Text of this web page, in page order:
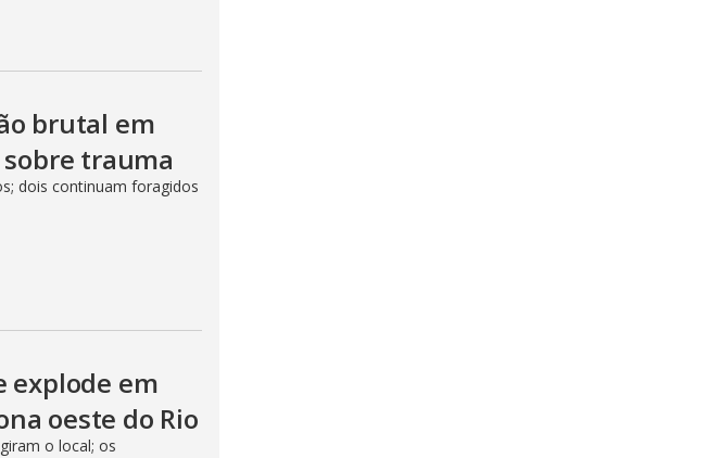
brutal em
trauma
dois continuam foragidos
explode em
oeste do Rio
o local; os